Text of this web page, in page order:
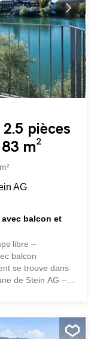
pièces
m²
AG
balcon et
libre –
balcon
se trouve dans
de Stein AG –
source
vous entrez dans